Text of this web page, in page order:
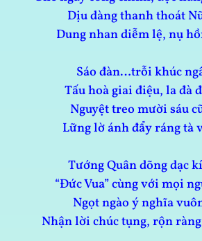
Dịu dàng thanh thoát
Dung nhan diễm lệ, nụ
Sáo đàn…trỗi khúc
Tấu hoà giai điệu, la đà
Nguyệt treo mười sáu
Lững lờ ánh đẩy ráng tà
Tướng Quân dõng dạc
“Đức Vua” cùng với mọi
Ngọt ngào ý nghĩa
Nhận lời chúc tụng, rộn